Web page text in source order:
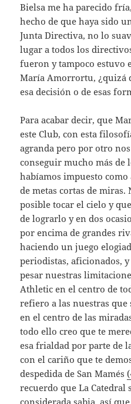
Bielsa me ha parecido
hecho de que haya sido
Junta Directiva, no lo
lugar a todos los
fueron y tampoco estuvo
María Amorrortu, ¿quizá
esa decisión o de esas
Para acabar decir, que
este Club, con esta
agranda pero por otro
conseguir mucho más de
habíamos impuesto
de metas cortas de miras.
posible tocar el cielo y
de lograrlo y en dos
por encima de grandes
haciendo un juego
periodistas, aficionados,
pesar nuestras
Athletic en el centro de
refiero a las nuestras
en el centro de las
todo ello creo que te
esa frialdad por parte de
con el cariño que te
despedida de San Mamés
recuerdo que La Catedral